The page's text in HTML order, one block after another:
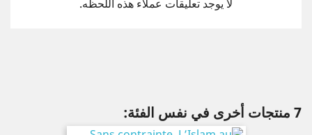
لا يوجد تعليقات عملاء هذه اللحظه.
7 منتجات أخرى في نفس الفئة: